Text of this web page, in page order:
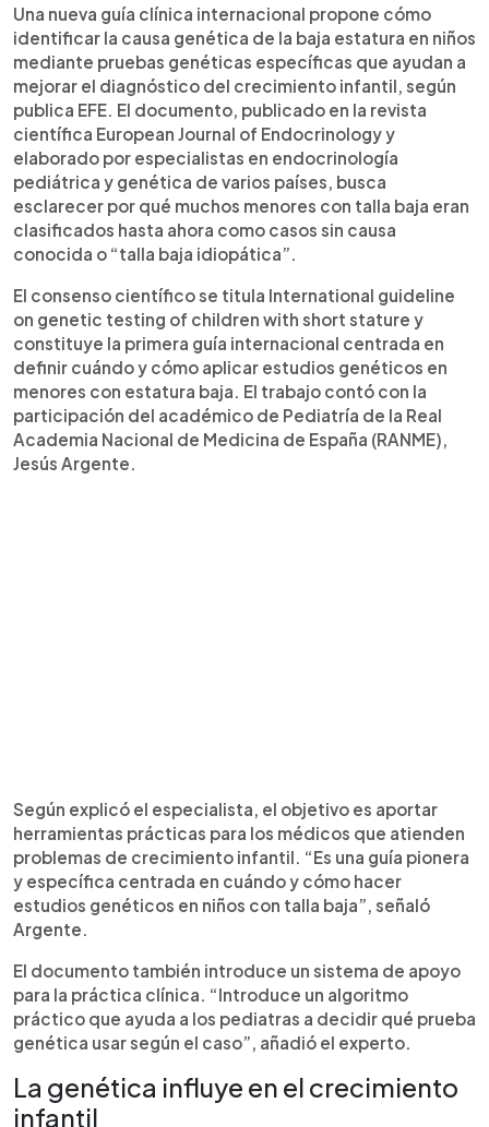
Escuchar artículo
Una guía clínica internacional propone incorporar
pruebas genéticas para identificar la causa de la
baja estatura en niños. El documento, publicado
en la revista European Journal of Endocrinology y
elaborado por expertos en endocrinología
pediátrica y genética, busca mejorar el
diagnóstico de menores que hasta ahora eran
clasificados con talla baja sin causa conocida.
Según los especialistas, la estatura depende en
gran parte de factores genéticos y puede estar
asociada a distintas alteraciones. La guía
recomienda primero una evaluación clínica
completa y, si no se detecta una causa evidente,
realizar estudios genéticos que permitan orientar
mejor el tratamiento y anticipar posibles
complicaciones.
Una nueva guía clínica internacional propone cómo
identificar la causa genética de la baja estatura en niños
mediante pruebas genéticas específicas que ayudan a
mejorar el diagnóstico del crecimiento infantil, según
publica EFE. El documento, publicado en la revista
científica European Journal of Endocrinology y
elaborado por especialistas en endocrinología
pediátrica y genética de varios países, busca
esclarecer por qué muchos menores con talla baja eran
clasificados hasta ahora como casos sin causa
conocida o “talla baja idiopática”.
El consenso científico se titula International guideline
on genetic testing of children with short stature y
constituye la primera guía internacional centrada en
definir cuándo y cómo aplicar estudios genéticos en
menores con estatura baja. El trabajo contó con la
participación del académico de Pediatría de la Real
Academia Nacional de Medicina de España (RANME),
Jesús Argente.
Según explicó el especialista, el objetivo es aportar
herramientas prácticas para los médicos que atienden
problemas de crecimiento infantil. “Es una guía pionera
y específica centrada en cuándo y cómo hacer
estudios genéticos en niños con talla baja”, señaló
Argente.
El documento también introduce un sistema de apoyo
para la práctica clínica. “Introduce un algoritmo
práctico que ayuda a los pediatras a decidir qué prueba
genética usar según el caso”, añadió el experto.
La genética influye en el crecimiento
infantil